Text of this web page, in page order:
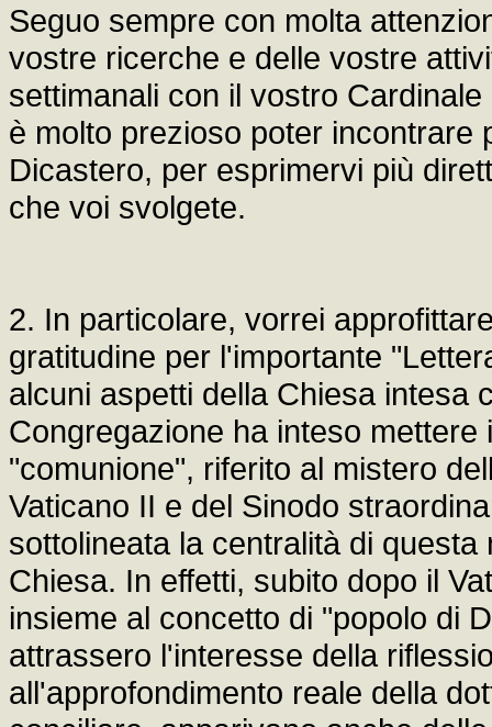
Seguo sempre con molta
vostre ricerche e delle vostre
settimanali con il vostro
è molto prezioso poter incontrare
Dicastero, per esprimervi più
che voi svolgete.
2. In particolare, vorrei
gratitudine per l'importante
alcuni aspetti della Chiesa intesa
Congregazione ha inteso
"comunione", riferito al mistero
Vaticano II e del Sinodo
sottolineata la centralità di
Chiesa. In effetti, subito dopo il
insieme al concetto di "popolo di
attrassero l'interesse della
all'approfondimento reale della